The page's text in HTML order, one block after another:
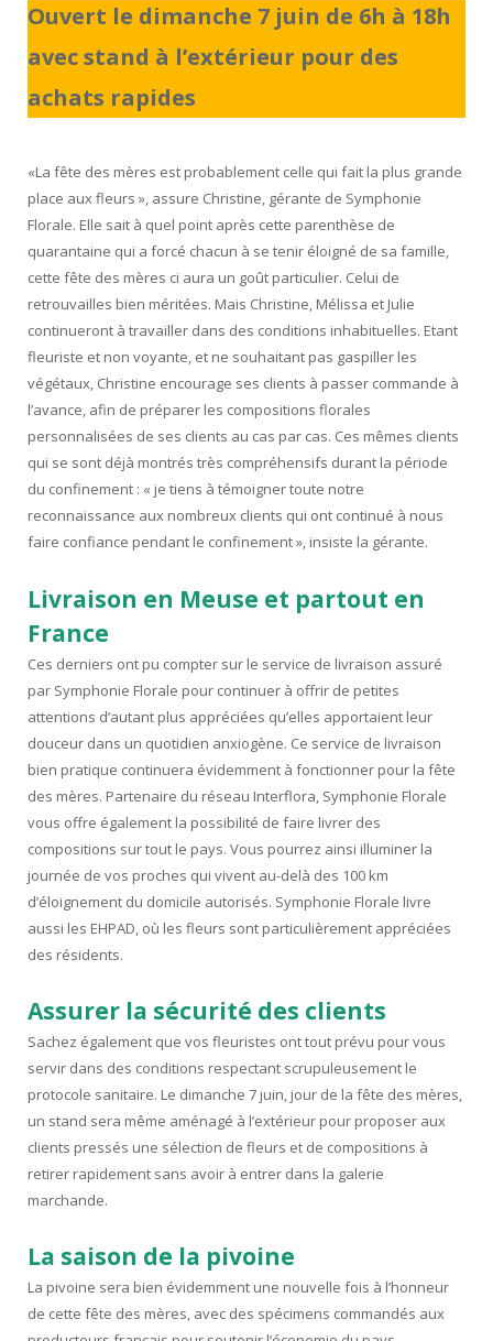
Ouvert le dimanche 7 juin de 6h à 18h
avec stand à l’extérieur pour des
achats rapides
«La fête des mères est probablement celle qui fait la plus grande
place aux fleurs », assure Christine, gérante de Symphonie
Florale. Elle sait à quel point après cette parenthèse de
quarantaine qui a forcé chacun à se tenir éloigné de sa famille,
cette fête des mères ci aura un goût particulier. Celui de
retrouvailles bien méritées. Mais Christine, Mélissa et Julie
continueront à travailler dans des conditions inhabituelles. Etant
fleuriste et non voyante, et ne souhaitant pas gaspiller les
végétaux, Christine encourage ses clients à passer commande à
l’avance, afin de préparer les compositions florales
personnalisées de ses clients au cas par cas. Ces mêmes clients
qui se sont déjà montrés très compréhensifs durant la période
du confinement : « je tiens à témoigner toute notre
reconnaissance aux nombreux clients qui ont continué à nous
faire confiance pendant le confinement », insiste la gérante.
Livraison en Meuse et partout en
France
Ces derniers ont pu compter sur le service de livraison assuré
par Symphonie Florale pour continuer à offrir de petites
attentions d’autant plus appréciées qu’elles apportaient leur
douceur dans un quotidien anxiogène. Ce service de livraison
bien pratique continuera évidemment à fonctionner pour la fête
des mères. Partenaire du réseau Interflora, Symphonie Florale
vous offre également la possibilité de faire livrer des
compositions sur tout le pays. Vous pourrez ainsi illuminer la
journée de vos proches qui vivent au-delà des 100 km
d’éloignement du domicile autorisés. Symphonie Florale livre
aussi les EHPAD, où les fleurs sont particulièrement appréciées
des résidents.
Assurer la sécurité des clients
Sachez également que vos fleuristes ont tout prévu pour vous
servir dans des conditions respectant scrupuleusement le
protocole sanitaire. Le dimanche 7 juin, jour de la fête des mères,
un stand sera même aménagé à l’extérieur pour proposer aux
clients pressés une sélection de fleurs et de compositions à
retirer rapidement sans avoir à entrer dans la galerie
marchande.
La saison de la pivoine
La pivoine sera bien évidemment une nouvelle fois à l’honneur
de cette fête des mères, avec des spécimens commandés aux